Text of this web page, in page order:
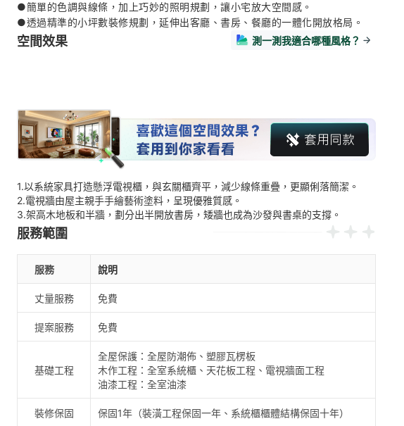
●簡單的色調與線條，加上巧妙的照明規劃，讓小宅放大空間感。
●透過精準的小坪數裝修規劃，延伸出客廳、書房、餐廳的一體化開放格局。
空間效果 測一測我適合哪種風格？
1.以系統家具打造懸浮電視櫃，與玄關櫃齊平，減少線條重疊，更顯俐落簡潔。
2.電視牆由屋主親手手繪藝術塗料，呈現優雅質感。
服務範圍
服務 說明
丈量服務 免費
提案服務 免費
基礎工程
全屋保護：全屋防潮佈、塑膠瓦楞板
木作工程：全室系統櫃、天花板工程、電視牆面工程
油漆工程：全室油漆
裝修保固 保固1年（裝潢工程保固一年、系統櫃櫃體結構保固十年）